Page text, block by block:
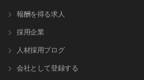
報酬を得る求人
採用企業
人材採⽤ブログ
会社として登録する